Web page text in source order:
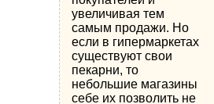
увеличивая тем
самым продажи. Но
если в гипермаркетах
существуют свои
пекарни, то
небольшие магазины
себе их позволить не